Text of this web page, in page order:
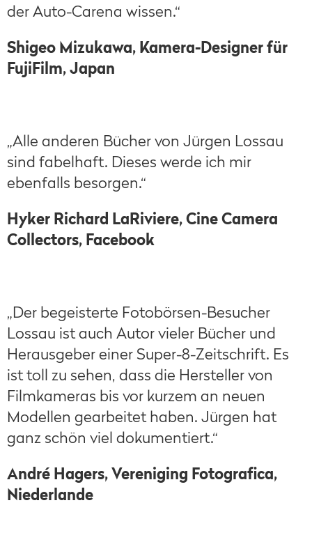
der Auto-Carena wissen.“
Shigeo Mizukawa, Kamera-Designer für
FujiFilm, Japan
„Alle anderen Bücher von Jürgen Lossau
sind fabelhaft. Dieses werde ich mir
ebenfalls besorgen.“
Hyker Richard LaRiviere, Cine Camera
Collectors, Facebook
„Der begeisterte Fotobörsen-Besucher
Lossau ist auch Autor vieler Bücher und
Herausgeber einer Super-8-Zeitschrift. Es
ist toll zu sehen, dass die Hersteller von
Filmkameras bis vor kurzem an neuen
Modellen gearbeitet haben. Jürgen hat
ganz schön viel dokumentiert.“
André Hagers,Vereniging Fotografica,
Niederlande